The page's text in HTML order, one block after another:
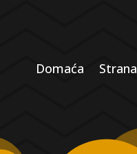
Domaća Strana